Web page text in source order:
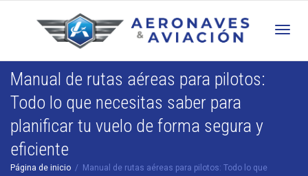
Manual de rutas aéreas para pilotos:
Todo lo que necesitas saber para
planificar tu vuelo de forma segura y
eficiente
Página de inicio
Manual de rutas aéreas para pilotos: Todo lo que